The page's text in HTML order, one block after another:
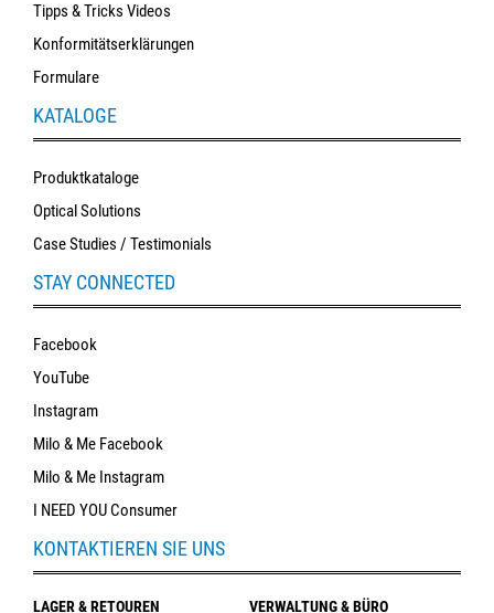
Tipps & Tricks Videos
Konformitätserklärungen
Formulare
KATALOGE
Produktkataloge
Optical Solutions
Case Studies / Testimonials
STAY CONNECTED
Facebook
YouTube
Instagram
Milo & Me Facebook
Milo & Me Instagram
I NEED YOU Consumer
KONTAKTIEREN SIE UNS
LAGER & RETOUREN VERWALTUNG & BÜRO